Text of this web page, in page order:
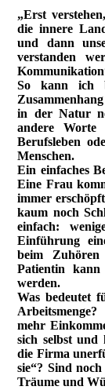
„Erst
die innere
und dann
verstanden
So kann ich
in der Natur
andere
Berufsleben
Menschen.
Ein einfaches
Eine Frau
immer
kaum noch
einfach:
Einführung
beim
Patientin kann
werden.
Was bedeutet
mehr
sich selbst und
die Firma
sie“? Sind
Träume und